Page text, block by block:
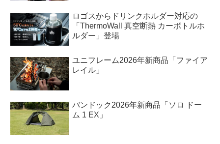
ロゴスからドリンクホルダー対応の
「ThermoWall 真空断熱 カーボトルホ
ルダー」登場
ユニフレーム2026年新商品「ファイア
レイル」
バンドック2026年新商品「ソロ ドー
ム 1 EX」